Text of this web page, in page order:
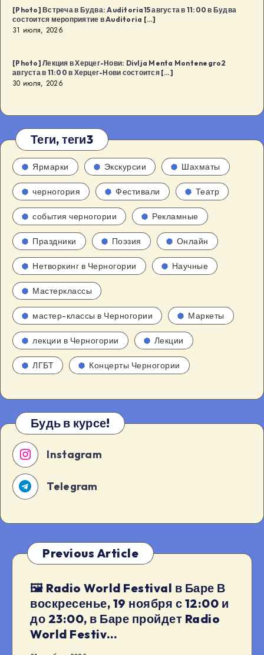
[Photo] Встреча в Будва: Auditoria15 августа в 11:00 в Будва
состоится мероприятие в Auditoria […]
31 июля, 2026
[Photo] Лекция в Херцег-Нови: Divlja Menta Montenegro2
августа в 11:00 в Херцег-Нови состоится […]
30 июля, 2026
Теги, теги3
Ярмарки Экскурсии Шахматы
черногория Фестивали Театр
события черногории Рекламные
Праздники Поэзия Онлайн
Нетворкинг в Черногории Научные
Мастерклассы
мастер-классы в Черногории Маркеты
лекции в Черногории Лекции
ЛГБТ Концерты Черногории
Будь в курсе!
Instagram
Telegram
Previous Article
🖼 Radio World Festival в Баре В
воскресенье, 19 ноября с 12:00 и
до 23:00, в Баре пройдет Radio
World Festiv…